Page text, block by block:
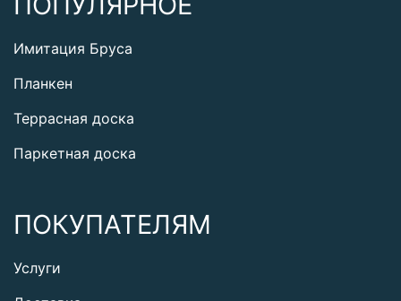
Имитация Бруса
Планкен
Террасная доска
Паркетная доска
ПОКУПАТЕЛЯМ
Услуги